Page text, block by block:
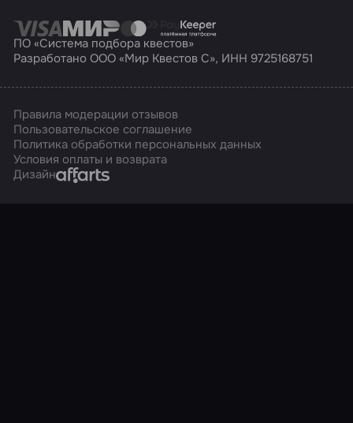
ПО «Система подбора квестов»
Разработано ООО «Мир Квестов С», ИНН 9725168751
Правила модерации отзывов
Пользовательское соглашение
Политика обработки персональных данных
Условия оплаты и возврата
ДизайнAffarts